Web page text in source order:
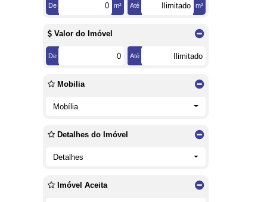
De m² Até m²
Valor do Imóvel
De Até
Mobilia
Mobília
Detalhes do Imóvel
Detalhes
Imóvel Aceita